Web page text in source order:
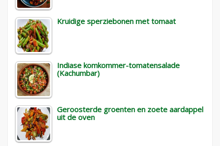
Kruidige sperziebonen met tomaat
Indiase komkommer-tomatensalade
(Kachumbar)
Geroosterde groenten en zoete aardappel
uit de oven